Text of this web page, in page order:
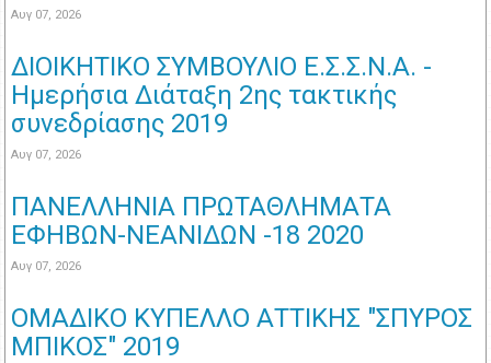
Αυγ 07, 2026
ΔΙΟΙΚΗΤΙΚΟ ΣΥΜΒΟΥΛΙΟ Ε.Σ.Σ.Ν.Α. -
Ημερήσια Διάταξη 2ης τακτικής
συνεδρίασης 2019
Αυγ 07, 2026
ΠΑΝΕΛΛΗΝΙΑ ΠΡΩΤΑΘΛΗΜΑΤΑ
ΕΦΗΒΩΝ-ΝΕΑΝΙΔΩΝ -18 2020
Αυγ 07, 2026
ΟΜΑΔΙΚΟ ΚΥΠΕΛΛΟ ΑΤΤΙΚΗΣ "ΣΠΥΡΟΣ
ΜΠΙΚΟΣ" 2019